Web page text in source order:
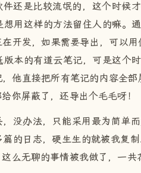
件还是比较流氓的，这个时候
想用这样的方法留住人的嘛。
开发，如果需要导出，可以
版本的有道云笔记，可是这个
他直接把所有笔记的内容全
你屏蔽了，还导出个毛毛呀！
，没办法，只能采用最为简
篇的日志，硬生生的就被我复
么无聊的事情被我做了，一共